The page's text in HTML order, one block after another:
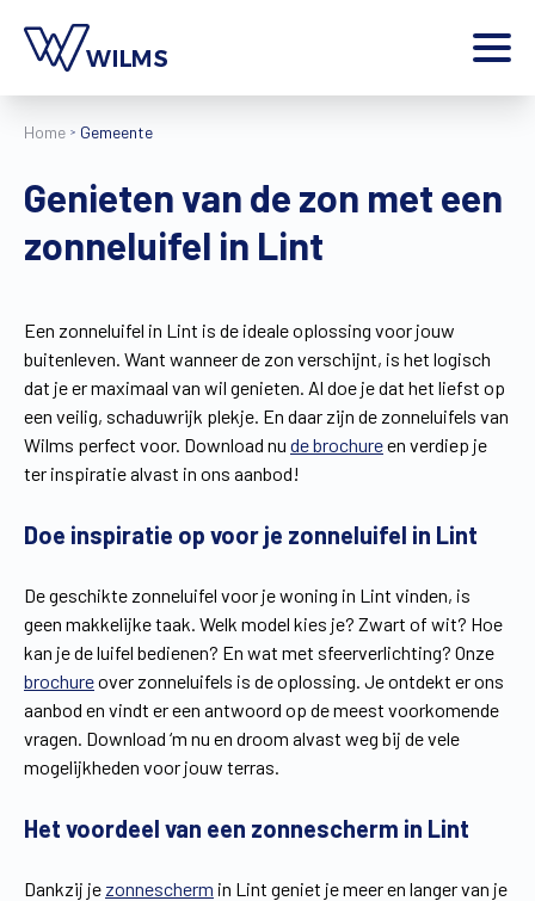
Gratis brochure
Home
Producten
Contact
Extra
Jobs
Wilms World
NL
Home Gemeente
Genieten van de zon met een
zonneluifel in Lint
Een zonneluifel in Lint is de ideale oplossing voor jouw
buitenleven. Want wanneer de zon verschijnt, is het logisch
dat je er maximaal van wil genieten. Al doe je dat het liefst op
een veilig, schaduwrijk plekje. En daar zijn de zonneluifels van
Wilms perfect voor. Download nu de brochureen verdiep je
ter inspiratie alvast in ons aanbod!
Doe inspiratie op voor je zonneluifel in Lint
De geschikte zonneluifel voor je woning in Lint vinden, is
geen makkelijke taak. Welk model kies je? Zwart of wit? Hoe
kan je de luifel bedienen? En wat met sfeerverlichting? Onze
brochureover zonneluifels is de oplossing. Je ontdekt er ons
aanbod en vindt er een antwoord op de meest voorkomende
vragen. Download ‘m nu en droom alvast weg bij de vele
mogelijkheden voor jouw terras.
Het voordeel van een zonnescherm in Lint
Dankzij je zonnescherm in Lint geniet je meer en langer van je